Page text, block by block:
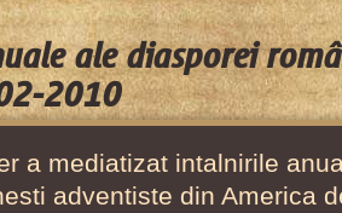
ale diasporei
2010
a mediatizat intalnirile
adventiste din America